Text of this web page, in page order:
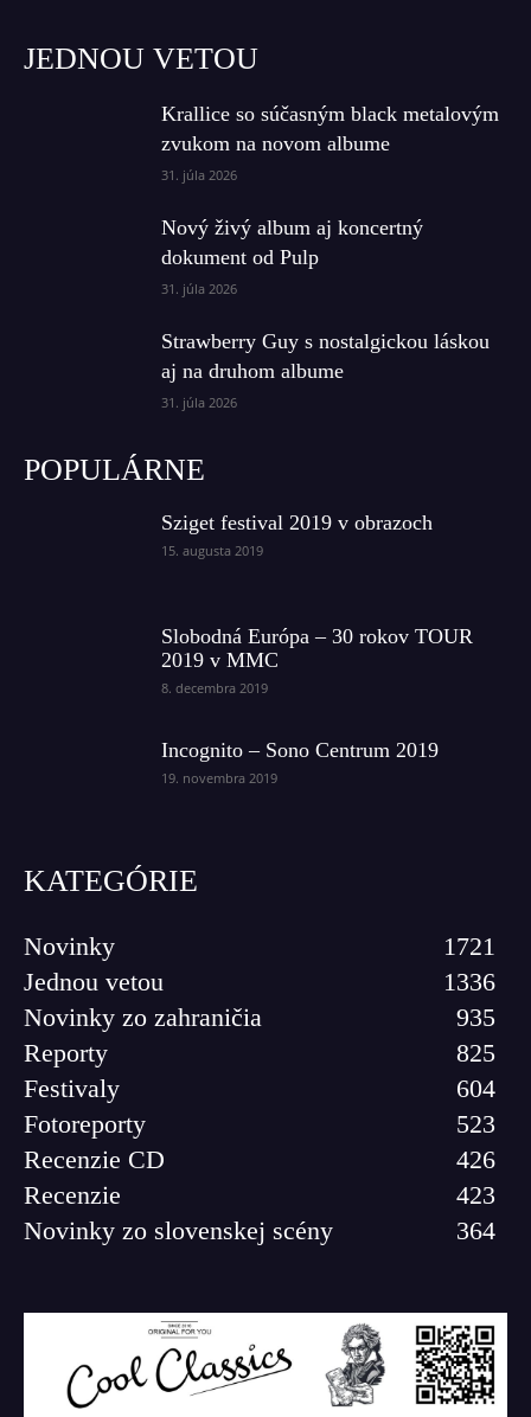
JEDNOU VETOU
Krallice so súčasným black metalovým
zvukom na novom albume
31. júla 2026
Nový živý album aj koncertný
dokument od Pulp
31. júla 2026
Strawberry Guy s nostalgickou láskou
aj na druhom albume
31. júla 2026
POPULÁRNE
Sziget festival 2019 v obrazoch
15. augusta 2019
Slobodná Európa – 30 rokov TOUR
2019 v MMC
8. decembra 2019
Incognito – Sono Centrum 2019
19. novembra 2019
KATEGÓRIE
Novinky
1721
Jednou vetou
1336
Novinky zo zahraničia
935
Reporty
825
Festivaly
604
Fotoreporty
523
Recenzie CD
426
Recenzie
423
Novinky zo slovenskej scény
364